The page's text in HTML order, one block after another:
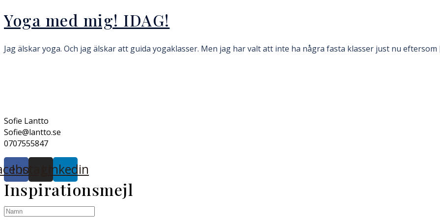
Yoga med mig! IDAG!
Jag älskar yoga. Och jag älskar att guida yogaklasser. Men jag har valt att inte ha några fasta klasser just nu
Sofie Lantto
Sofie@lantto.se
0707555847
InstagramLinkedin
Inspirationsmejl